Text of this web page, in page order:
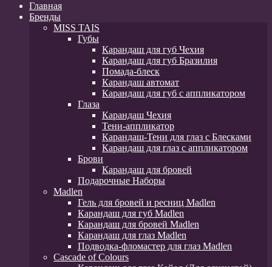
Главная
Бренды
MISS TAIS
Губы
Карандаш для губ Чехия
Карандаш для губ Бразилия
Помада-блеск
Карандаш автомат
Карандаш для губ с аппликатором
Глаза
Карандаш Чехия
Тени-аппликатор
Карандаш-Тени для глаз с Блесками
Карандаш для глаз с аппликатором
Брови
Карандаш для бровей
Подарочные Наборы
Madlen
Гель для бровей и ресниц Madlen
Карандаш для губ Madlen
Карандаш для бровей Madlen
Карандаш для глаз Madlen
Подводка-фломастер для глаз Madlen
Cascade of Colours